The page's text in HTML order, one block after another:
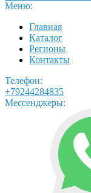
Меню:
Главная
Каталог
Регионы
Контакты
Телефон:
+79244284835
Мессенджеры: